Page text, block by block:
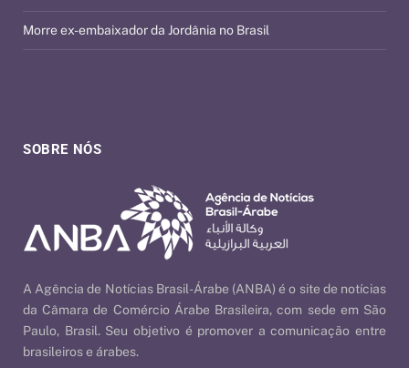
SOBRE NÓS
A Agência de Notícias Brasil-Árabe (ANBA) é o site de notícias
da Câmara de Comércio Árabe Brasileira, com sede em São
Paulo, Brasil. Seu objetivo é promover a comunicação entre
brasileiros e árabes.
Morre ex-embaixador da Jordânia no Brasil